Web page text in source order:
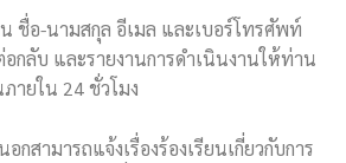
ชื่อ-นามสกุล อีเมล และเบอร์โทรศัพท์
กลับ และรายงานการดำเนินงานให้ท่าน
ายใน 24 ชั่วโมง
กสามารถแจ้งเรื่องร้องเรียนเกี่ยวกับการ